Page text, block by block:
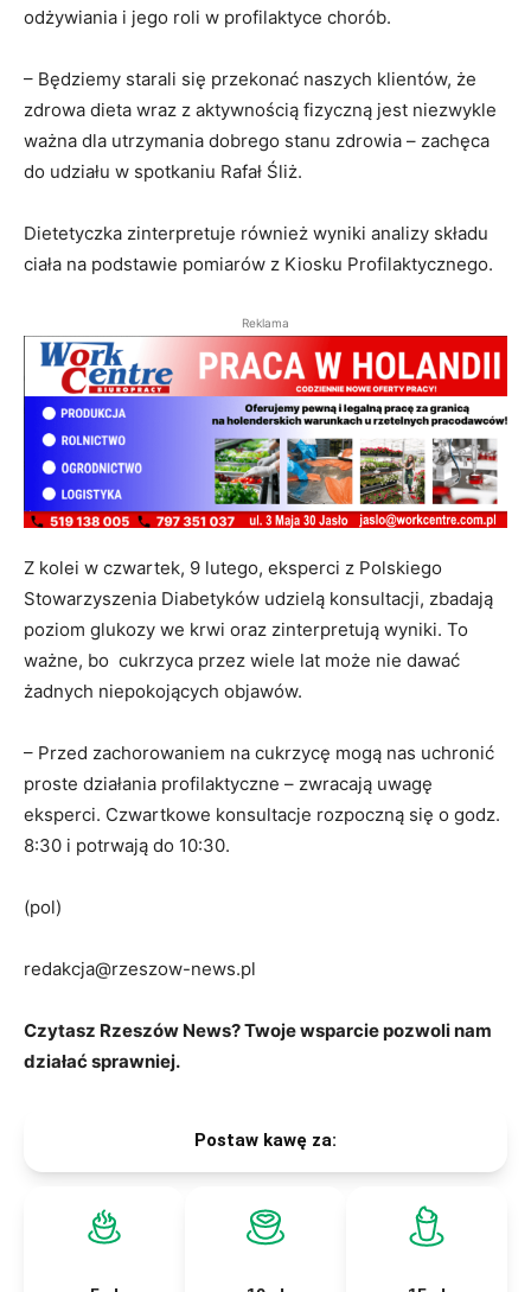
odżywiania i jego roli w profilaktyce chorób.
– Będziemy starali się przekonać naszych klientów, że
zdrowa dieta wraz z aktywnością fizyczną jest niezwykle
ważna dla utrzymania dobrego stanu zdrowia – zachęca
do udziału w spotkaniu Rafał Śliż.
Dietetyczka zinterpretuje również wyniki analizy składu
ciała na podstawie pomiarów z Kiosku Profilaktycznego.
Reklama
Z kolei w czwartek, 9 lutego, eksperci z Polskiego
Stowarzyszenia Diabetyków udzielą konsultacji, zbadają
poziom glukozy we krwi oraz zinterpretują wyniki. To
ważne, bo cukrzyca przez wiele lat może nie dawać
żadnych niepokojących objawów.
– Przed zachorowaniem na cukrzycę mogą nas uchronić
proste działania profilaktyczne – zwracają uwagę
eksperci. Czwartkowe konsultacje rozpoczną się o godz.
8:30 i potrwają do 10:30.
(pol)
redakcja@rzeszow-news.pl
Czytasz Rzeszów News? Twoje wsparcie pozwoli nam
działać sprawniej.
Postaw kawę za: